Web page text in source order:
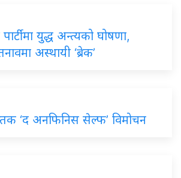
युद्ध अन्त्यको घोषणा,
अस्थायी ‘ब्रेक’
‘द अनफिनिस सेल्फ’ विमोचन